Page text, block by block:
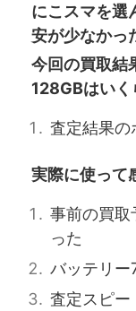
にこスマを選
安が少なかっ
今回の買取結
128GBはいく
査定結果の
実際に使って
事前の買取
った
バッテリー
査定スピー